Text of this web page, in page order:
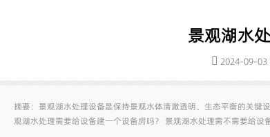
景观湖水
2024-09-03
摘要：景观湖水处理设备是保持景观水体清澈透明、生态平衡的关
观湖水处理需要给设备建一个设备房吗？ 景观湖水处理需不需要给